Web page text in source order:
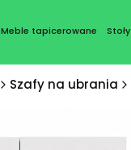
Meble tapicerowane Stoły
Szafy na ubrania